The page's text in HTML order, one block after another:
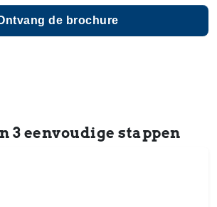
de brochure
3 eenvoudige stappen